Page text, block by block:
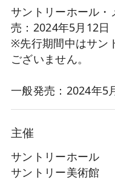
サントリーホール
売：2024年5月12日
※先行期間中はサン
ございません。
一般発売：2024年5
主催
サントリーホール
サントリー美術館